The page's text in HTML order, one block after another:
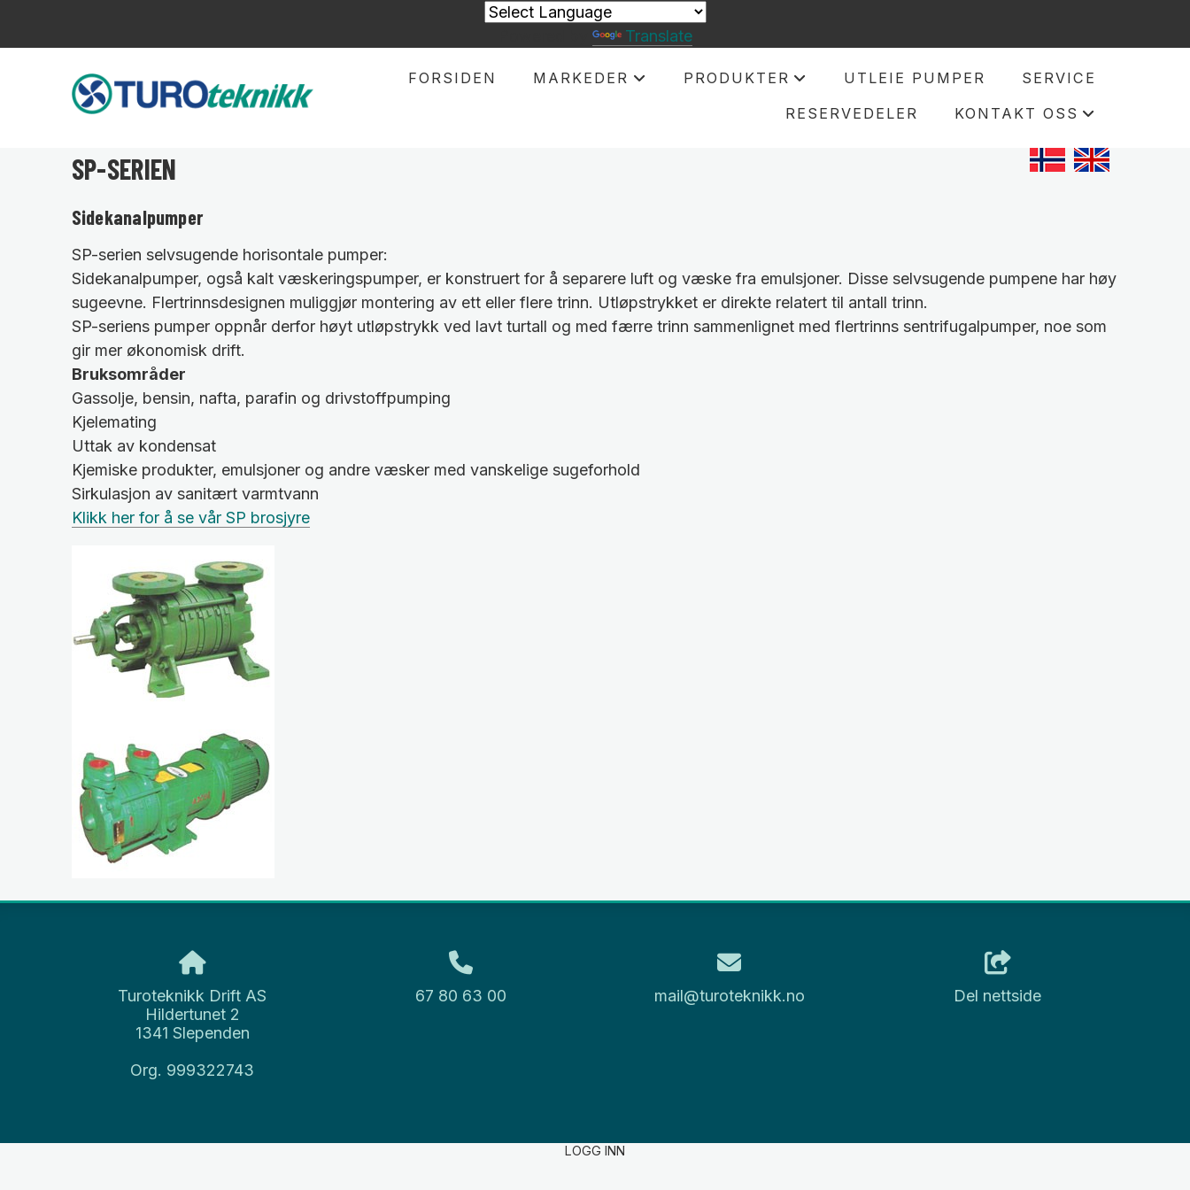
FORSIDEN MARKEDER PRODUKTER UTLEIE PUMPER SERVICE
RESERVEDELER KONTAKT OSS
SP-SERIEN
Sidekanalpumper
SP-serien selvsugende horisontale pumper:
Sidekanalpumper, også kalt væskeringspumper, er konstruert for å separere luft og væske fra emulsjoner. Disse selvsugende pumpene har høy
sugeevne. Flertrinnsdesignen muliggjør montering av ett eller flere trinn. Utløpstrykket er direkte relatert til antall trinn.
SP-seriens pumper oppnår derfor høyt utløpstrykk ved lavt turtall og med færre trinn sammenlignet med flertrinns sentrifugalpumper, noe som
gir mer økonomisk drift.
Bruksområder
Gassolje, bensin, nafta, parafin og drivstoffpumping
Kjelemating
Uttak av kondensat
Kjemiske produkter, emulsjoner og andre væsker med vanskelige sugeforhold
Sirkulasjon av sanitært varmtvann
Klikk her for å se vår SP brosjyre
Translate
Turoteknikk Drift AS
Hildertunet 2
1341 Slependen
Org. 999322743
67 80 63 00 mail@turoteknikk.no Del nettside
LOGG INN